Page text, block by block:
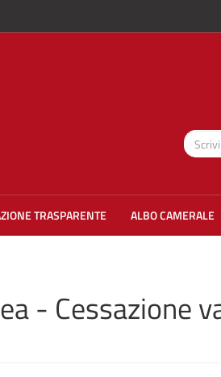
TRASPARENTE ALBO CAMERALE
- Cessazione